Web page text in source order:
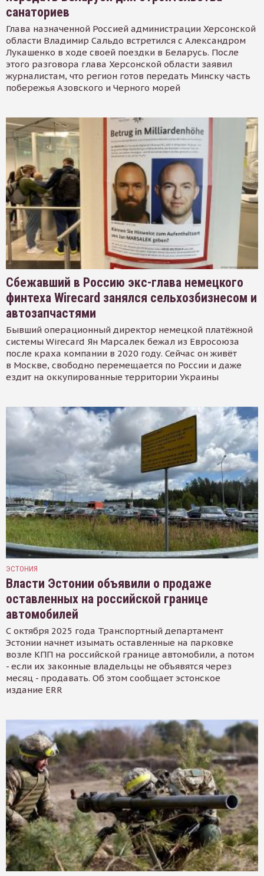
санаториев
Глава назначенной Россией администрации Херсонской
области Владимир Сальдо встретился с Александром
Лукашенко в ходе своей поездки в Беларусь. После
этого разговора глава Херсонской области заявил
журналистам, что регион готов передать Минску часть
побережья Азовского и Черного морей
Сбежавший в Россию экс-глава немецкого
финтеха Wirecard занялся сельхозбизнесом и
автозапчастями
Бывший операционный директор немецкой платёжной
системы Wirecard Ян Марсалек бежал из Евросоюза
после краха компании в 2020 году. Сейчас он живёт
в Москве, свободно перемещается по России и даже
ездит на оккупированные территории Украины
ЭСТОНИЯ
Власти Эстонии объявили о продаже
оставленных на российской границе
автомобилей
С октября 2025 года Транспортный департамент
Эстонии начнет изымать оставленные на парковке
возле КПП на российской границе автомобили, а потом
- если их законные владельцы не объявятся через
месяц - продавать. Об этом сообщает эстонское
издание ERR